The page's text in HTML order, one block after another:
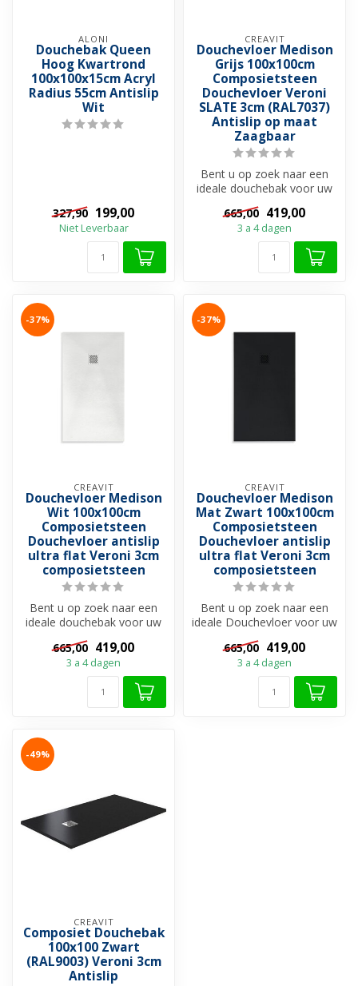
ALONI
Douchebak Queen
Hoog Kwartrond
100x100x15cm Acryl
Radius 55cm Antislip
Wit
327,90 199,00
Niet Leverbaar
CREAVIT
Douchevloer Medison
Grijs 100x100cm
Composietsteen
Douchevloer Veroni
SLATE 3cm (RAL7037)
Antislip op maat
Zaagbaar
Bent u op zoek naar een
ideale douchebak voor uw
douchevloer?
Douchebakken zijn ...
665,00 419,00
3 a 4 dagen
-37%
CREAVIT
Douchevloer Medison
Wit 100x100cm
Composietsteen
Douchevloer antislip
ultra flat Veroni 3cm
composietsteen
Bent u op zoek naar een
ideale douchebak voor uw
douchevloer?
Douchebakken zijn ...
665,00 419,00
3 a 4 dagen
-37%
CREAVIT
Douchevloer Medison
Mat Zwart 100x100cm
Composietsteen
Douchevloer antislip
ultra flat Veroni 3cm
composietsteen
Bent u op zoek naar een
ideale Douchevloer voor uw
douchevloer?
Douchebakken zi...
665,00 419,00
3 a 4 dagen
-49%
CREAVIT
Composiet Douchebak
100x100 Zwart
(RAL9003) Veroni 3cm
Antislip